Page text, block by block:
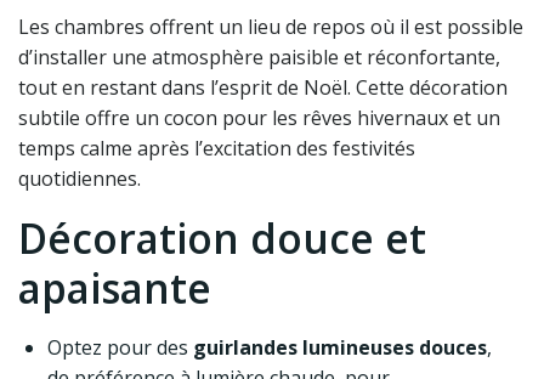
Les chambres offrent un lieu de repos où il est possible
d’installer une atmosphère paisible et réconfortante,
tout en restant dans l’esprit de Noël. Cette décoration
subtile offre un cocon pour les rêves hivernaux et un
temps calme après l’excitation des festivités
quotidiennes.
Décoration douce et
apaisante
Optez pour des guirlandes lumineuses douces,